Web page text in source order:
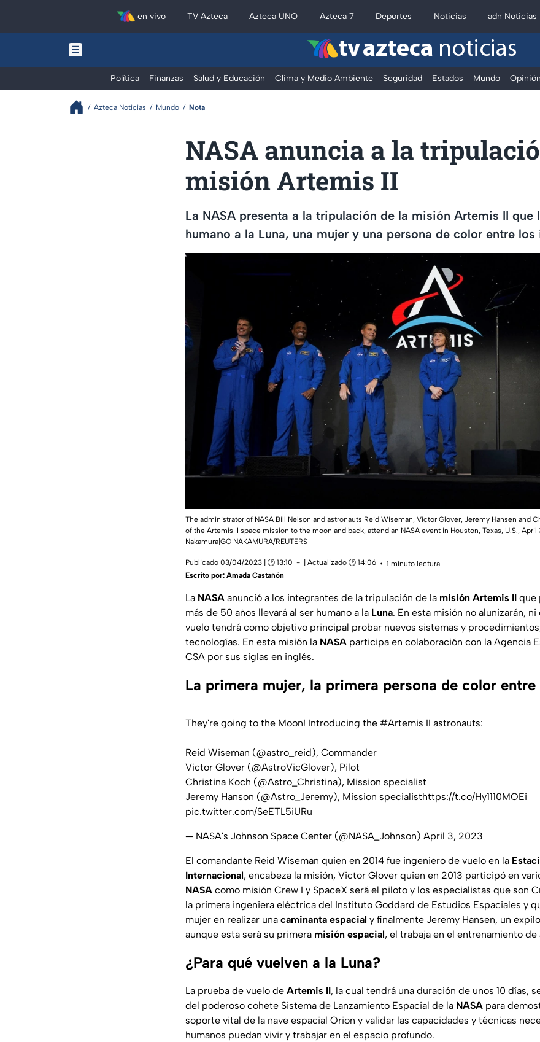
en vivo TV Azteca Azteca UNO Azteca 7 Deportes Noticias adn Noticias
tv azteca noticias
Política Finanzas Salud y Educación Clima y Medio Ambiente Seguridad Estados Mundo Opinión
Azteca Noticias Mundo Nota
NASA anuncia a la
misión Artemis II
La NASA presenta a la tripulación de la misión Artemis II que
humano a la Luna, una mujer y una persona de color entre los
The administrator of NASA Bill Nelson and astronauts Reid Wiseman, Victor Glover, Jeremy Hansen and
of the Artemis II space mission to the moon and back, attend an NASA event in Houston, Texas, U.S., April
Nakamura|GO NAKAMURA/REUTERS
Publicado 03/04/2023 | 🕑 13:10 | Actualizado 🕑 14:06
1 minuto lectura
Escrito por: Amada Castañón
La NASA anunció a los integrantes de la tripulación de la misión Artemis II que
más de 50 años llevará al ser humano a la Luna. En esta misión no alunizarán,
vuelo tendrá como objetivo principal probar nuevos sistemas y
tecnologías. En esta misión la NASA participa en colaboración con la Agencia
CSA por sus siglas en inglés.
La primera mujer, la primera persona de color
They're going to the Moon! Introducing the #Artemis II astronauts:
Reid Wiseman (@astro_reid), Commander
Victor Glover (@AstroVicGlover), Pilot
Christina Koch (@Astro_Christina), Mission specialist
Jeremy Hanson (@Astro_Jeremy), Mission specialisthttps://t.co/Hy1110MOEi
pic.twitter.com/SeETL5iURu
— NASA's Johnson Space Center (@NASA_Johnson) April 3, 2023
El comandante Reid Wiseman quien en 2014 fue ingeniero de vuelo en la
Internacional, encabeza la misión, Victor Glover quien en 2013 participó en
NASA como misión Crew I y SpaceX será el piloto y los especialistas que son
la primera ingeniera eléctrica del Instituto Goddard de Estudios Espaciales y
mujer en realizar una caminanta espacial y finalmente Jeremy Hansen, un
aunque esta será su primera misión espacial, el trabaja en el entrenamiento de
¿Para qué vuelven a la Luna?
La prueba de vuelo de Artemis II, la cual tendrá una duración de unos 10 días,
del poderoso cohete Sistema de Lanzamiento Espacial de la NASA para
soporte vital de la nave espacial Orion y validar las capacidades y técnicas
humanos puedan vivir y trabajar en el espacio profundo.